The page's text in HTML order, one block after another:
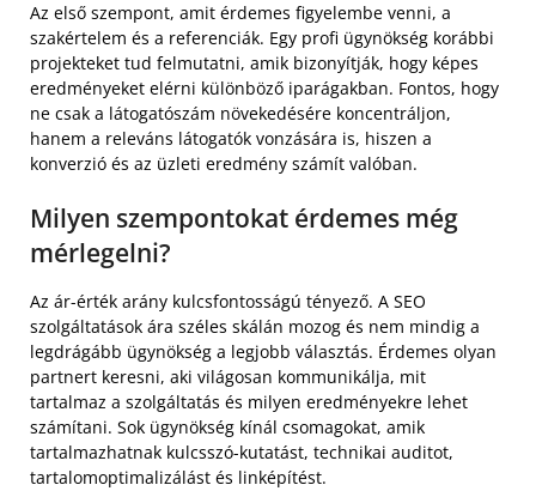
Az első szempont, amit érdemes figyelembe venni, a
szakértelem és a referenciák. Egy profi ügynökség korábbi
projekteket tud felmutatni, amik bizonyítják, hogy képes
eredményeket elérni különböző iparágakban. Fontos, hogy
ne csak a látogatószám növekedésére koncentráljon,
hanem a releváns látogatók vonzására is, hiszen a
konverzió és az üzleti eredmény számít valóban.
Milyen szempontokat érdemes még
mérlegelni?
Az ár-érték arány kulcsfontosságú tényező. A SEO
szolgáltatások ára széles skálán mozog és nem mindig a
legdrágább ügynökség a legjobb választás. Érdemes olyan
partnert keresni, aki világosan kommunikálja, mit
tartalmaz a szolgáltatás és milyen eredményekre lehet
számítani. Sok ügynökség kínál csomagokat, amik
tartalmazhatnak kulcsszó-kutatást, technikai auditot,
tartalomoptimalizálást és linképítést.